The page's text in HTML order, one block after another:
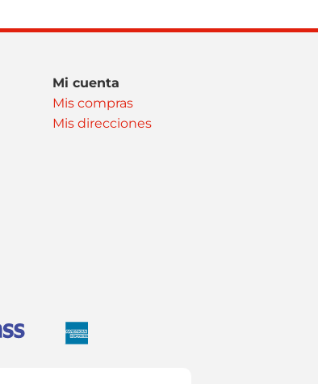
Mi cuenta
Mis compras
Mis direcciones